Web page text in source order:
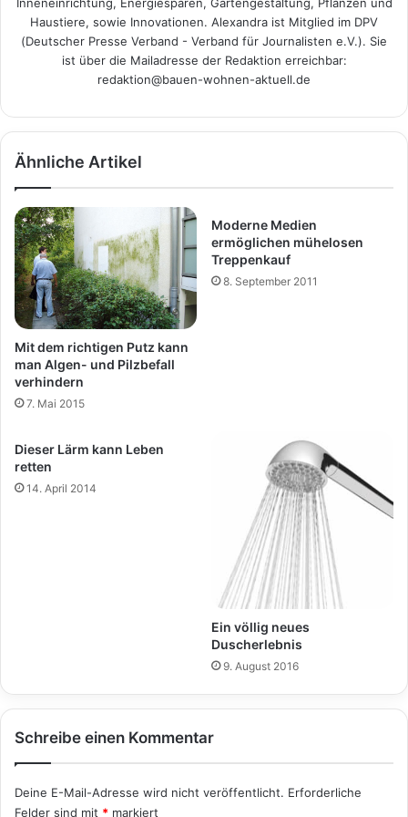
Haustiere, sowie Innovationen. Alexandra ist Mitglied im DPV
(Deutscher Presse Verband - Verband für Journalisten e.V.). Sie
ist über die Mailadresse der Redaktion erreichbar:
redaktion@bauen-wohnen-aktuell.de
Ähnliche Artikel
Mit dem richtigen Putz kann
man Algen- und Pilzbefall
verhindern
7. Mai 2015
Moderne Medien
ermöglichen mühelosen
Treppenkauf
8. September 2011
Dieser Lärm kann Leben
retten
14. April 2014
Ein völlig neues
Duscherlebnis
9. August 2016
Schreibe einen Kommentar
Deine E-Mail-Adresse wird nicht veröffentlicht. Erforderliche
Felder sind mit * markiert